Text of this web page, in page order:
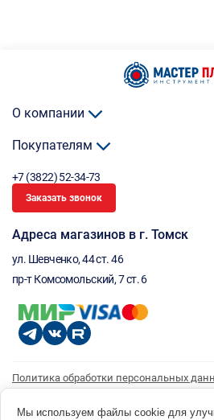
О компании
Покупателям
+7 (3822) 52-34-73
Заказать звонок
Адреса магазинов в г. Томск
ул. Шевченко, 44 ст. 46
пр-т Комсомольский, 7 ст. 6
Политика обработки персональных
Согласие на получение рассылки
Мы используем файлы cookie для